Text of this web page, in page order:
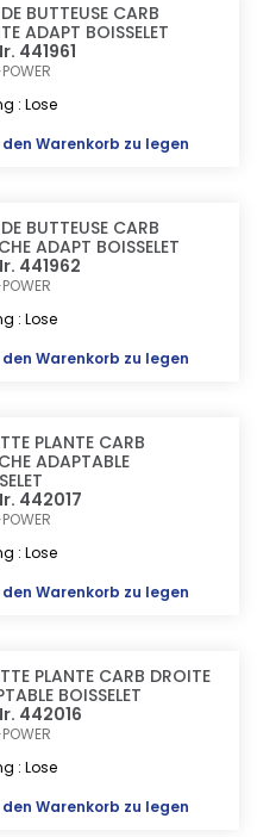
BUTTEUSE CARB
ADAPT BOISSELET
441961
: Lose
Warenkorb zu legen
BUTTEUSE CARB
ADAPT BOISSELET
441962
: Lose
Warenkorb zu legen
PLANTE CARB
ADAPTABLE
442017
: Lose
Warenkorb zu legen
PLANTE CARB DROITE
BOISSELET
442016
: Lose
Warenkorb zu legen